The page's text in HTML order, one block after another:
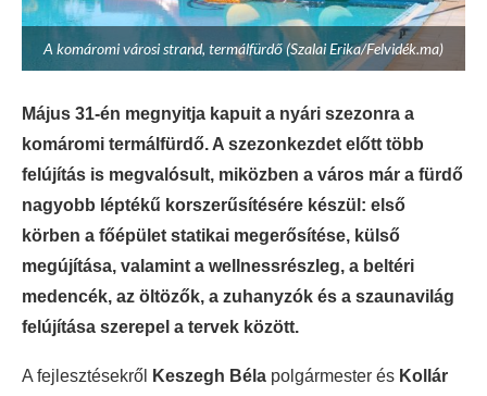
A komáromi városi strand, termálfürdő (Szalai Erika/Felvidék.ma)
Május 31-én megnyitja kapuit a nyári szezonra a
komáromi termálfürdő. A szezonkezdet előtt több
felújítás is megvalósult, miközben a város már a fürdő
nagyobb léptékű korszerűsítésére készül: első
körben a főépület statikai megerősítése, külső
megújítása, valamint a wellnessrészleg, a beltéri
medencék, az öltözők, a zuhanyzók és a szaunavilág
felújítása szerepel a tervek között.
A fejlesztésekről Keszegh Béla polgármester és Kollár